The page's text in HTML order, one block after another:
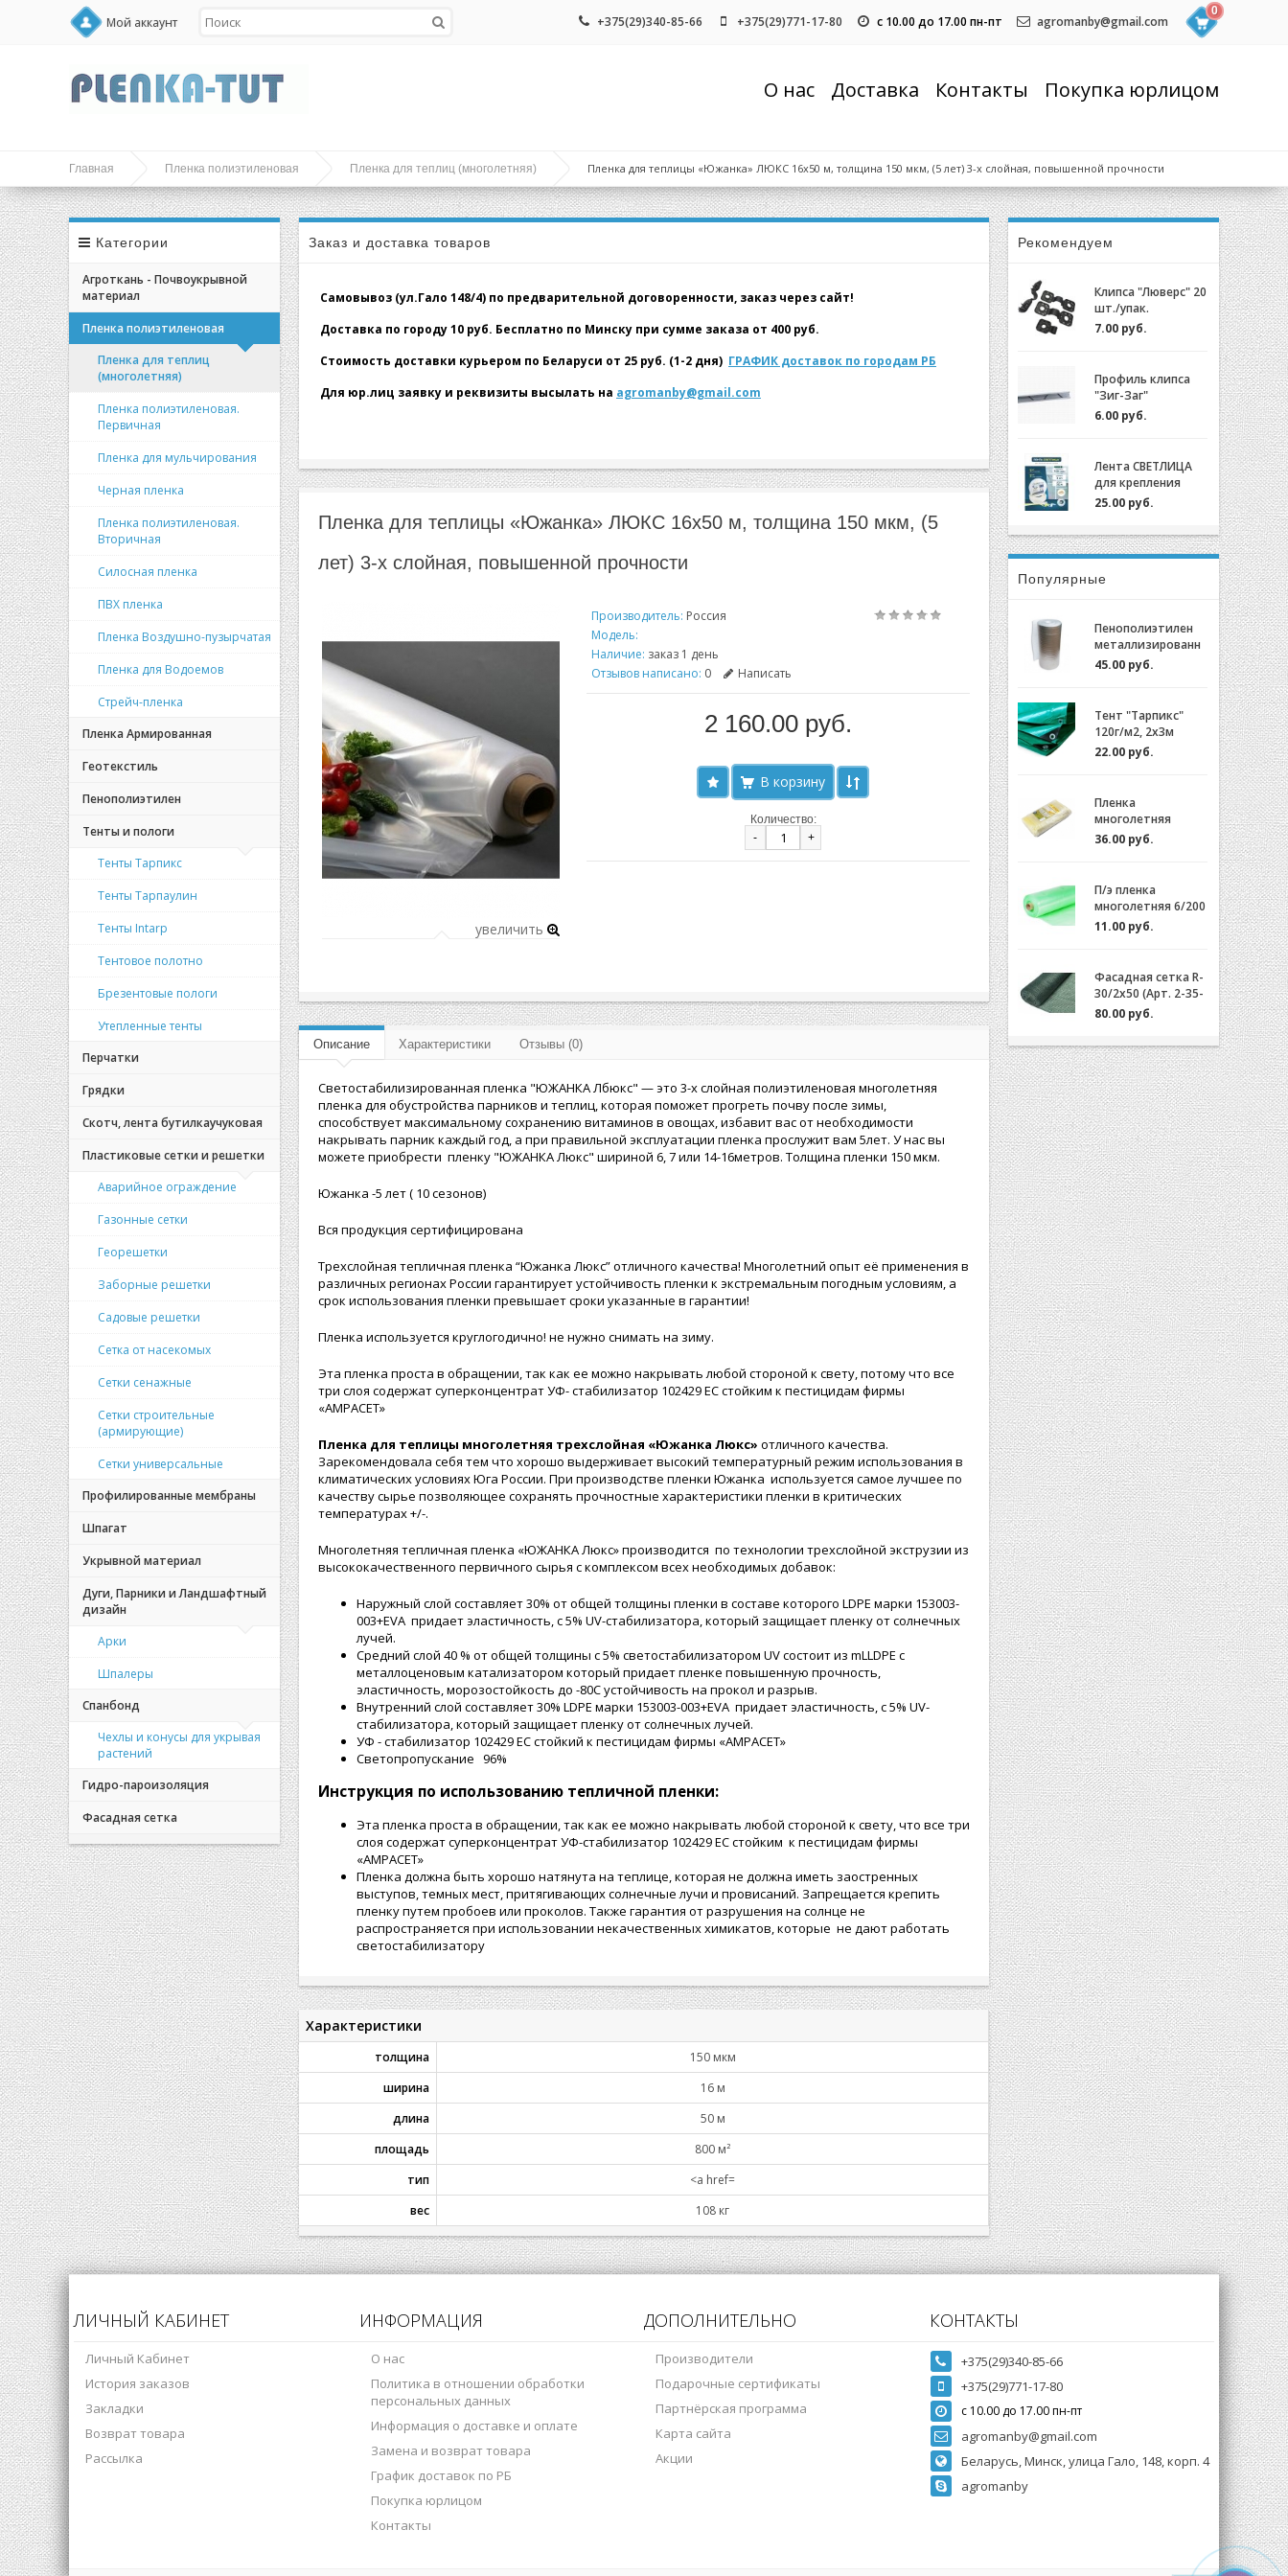
Мой аккаунт +375(29)340-85-66 +375(29)771-17-80 с 10.00 до 17.00 пн-пт agromanby@gmail.com
0
О нас Доставка Контакты Покупка юрлицом
Главная Пленка полиэтиленовая Пленка для теплиц (многолетняя) Пленка для теплицы «Южанка» ЛЮКС 16х50 м, толщина 150 мкм, (5 лет) 3-х слойная, повышенной прочности
Категории
Агроткань - Почвоукрывной
материал
Пленка полиэтиленовая
Пленка для теплиц
(многолетняя)
Пленка полиэтиленовая.
Первичная
Пленка для мульчирования
Черная пленка
Пленка полиэтиленовая.
Вторичная
Силосная пленка
ПВХ пленка
Пленка Воздушно-пузырчатая
Пленка для Водоемов
Стрейч-пленка
Пленка Армированная
Геотекстиль
Пенополиэтилен
Тенты и пологи
Тенты Тарпикс
Тенты Тарпаулин
Тенты Intarp
Тентовое полотно
Брезентовые пологи
Утепленные тенты
Перчатки
Грядки
Скотч, лента бутилкаучуковая
Пластиковые сетки и решетки
Аварийное ограждение
Газонные сетки
Георешетки
Заборные решетки
Садовые решетки
Сетка от насекомых
Сетки сенажные
Сетки строительные
(армирующие)
Сетки универсальные
Профилированные мембраны
Шпагат
Укрывной материал
Дуги, Парники и Ландшафтный
дизайн
Арки
Шпалеры
Спанбонд
Чехлы и конусы для укрывая
растений
Гидро-пароизоляция
Фасадная сетка
Рекомендуем
Клипса "Люверс" 20
шт./упак.
7.00 руб.
Профиль клипса
"Зиг-Заг"
(ХОЗАГРО) с
замком для
для теплиц
оцинкованный,
0,7мм (2м)
6.00 руб.
Лента СВЕТЛИЦА
для крепления
пленки к теплице
длина 30м, ширина
3 см, 700 мкм
25.00 руб.
Популярные
Пенополиэтилен
металлизированн
ый (НПЭ 2-120-25)
45.00 руб.
Тент "Тарпикс"
120г/м2, 2х3м
22.00 руб.
Пленка
многолетняя
"Светлица 6/200"
(7 лет) за 1м.пог.
36.00 руб.
П/э пленка
многолетняя 6/200
(2-3 года) Зеленая/
Желтая за 1м.пог.
11.00 руб.
Фасадная сетка R-
30/2x50 (Арт. 2-35-
50)
80.00 руб.
Заказ и доставка товаров
Самовывоз (ул.Гало 148/4) по предварительной договоренности, заказ через сайт!
Доставка по городу 10 руб. Бесплатно по Минску при сумме заказа от 400 руб.
Стоимость доставки курьером по Беларуси от 25 руб. (1-2 дня) ГРАФИК доставок по городам РБ
Для юр.лиц заявку и реквизиты высылать на agromanby@gmail.com
Пленка для теплицы «Южанка» ЛЮКС 16х50 м, толщина 150 мкм, (5
лет) 3-х слойная, повышенной прочности
увеличить
Производитель: Россия
Модель:
Наличие: заказ 1 день
Отзывов написано: 0 Написать
2 160.00 руб.
Количество:
-
+
Описание Характеристики Отзывы (0)
Светостабилизированная пленка "ЮЖАНКА Лбюкс" — это 3-х слойная полиэтиленовая многолетняя
пленка для обустройства парников и теплиц, которая поможет прогреть почву после зимы,
способствует максимальному сохранению витаминов в овощах, избавит вас от необходимости
накрывать парник каждый год, а при правильной эксплуатации пленка прослужит вам 5лет. У нас вы
можете приобрести пленку "ЮЖАНКА Люкс" шириной 6, 7 или 14-16метров. Толщина пленки 150 мкм.
Южанка -5 лет ( 10 сезонов)
Вся продукция сертифицирована
Трехслойная тепличная пленка “Южанка Люкс” отличного качества! Многолетний опыт её применения в
различных регионах России гарантирует устойчивость пленки к экстремальным погодным условиям, а
срок использования пленки превышает сроки указанные в гарантии!
Пленка используется круглогодично! не нужно снимать на зиму.
Эта пленка проста в обращении, так как ее можно накрывать любой стороной к свету, потому что все
три слоя содержат суперконцентрат УФ- стабилизатор 102429 ЕС стойким к пестицидам фирмы
«AMPACET»
Пленка для теплицы многолетняя трехслойная «Южанка Люкс» отличного качества.
Зарекомендовала себя тем что хорошо выдерживает высокий температурный режим использования в
климатических условиях Юга России. При производстве пленки Южанка используется самое лучшее по
качеству сырье позволяющее сохранять прочностные характеристики пленки в критических
температурах +/-.
Многолетняя тепличная пленка «ЮЖАНКА Люкс» производится по технологии трехслойной экструзии из
высококачественного первичного сырья с комплексом всех необходимых добавок:
Наружный слой составляет 30% от общей толщины пленки в составе которого LDPE марки 153003-
003+ЕVA придает эластичность, с 5% UV-стабилизатора, который защищает пленку от солнечных
лучей.
Средний слой 40 % от общей толщины с 5% светостабилизатором UV состоит из mLLDPE с
металлоценовым катализатором который придает пленке повышенную прочность,
эластичность, морозостойкость до -80С устойчивость на прокол и разрыв.
Внутренний слой составляет 30% LDPE марки 153003-003+EVA придает эластичность, с 5% UV-
стабилизатора, который защищает пленку от солнечных лучей.
УФ - стабилизатор 102429 ЕС стойкий к пестицидам фирмы «AMPACET»
Светопропускание 96%
Инструкция по использованию тепличной пленки:
Эта пленка проста в обращении, так как ее можно накрывать любой стороной к свету, что все три
слоя содержат суперконцентрат УФ-стабилизатор 102429 ЕС стойким к пестицидам фирмы
«AMPACET»
Пленка должна быть хорошо натянута на теплице, которая не должна иметь заостренных
выступов, темных мест, притягивающих солнечные лучи и провисаний. Запрещается крепить
пленку путем пробоев или проколов. Также гарантия от разрушения на солнце не
распространяется при использовании некачественных химикатов, которые не дают работать
светостабилизатору
Характеристики
толщина
150 мкм
ширина
16 м
длина
50 м
площадь
800 м²
тип
<a href=
вес
108 кг
ЛИЧНЫЙ КАБИНЕТ
Личный Кабинет
История заказов
Закладки
Возврат товара
Рассылка
ИНФОРМАЦИЯ
О нас
Политика в отношении обработки
персональных данных
Информация о доставке и оплате
Замена и возврат товара
График доставок по РБ
Покупка юрлицом
Контакты
ДОПОЛНИТЕЛЬНО
Производители
Подарочные сертификаты
Партнёрская программа
Карта сайта
Акции
КОНТАКТЫ
+375(29)340-85-66
+375(29)771-17-80
с 10.00 до 17.00 пн-пт
agromanby@gmail.com
Беларусь, Минск, улица Гало, 148, корп. 4
agromanby